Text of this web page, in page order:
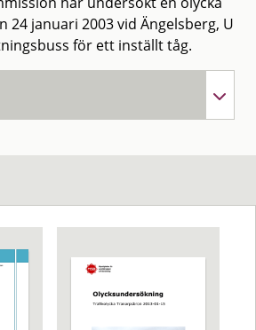
24 januari 2003 vid Ängelsberg, U
för ett inställt tåg.